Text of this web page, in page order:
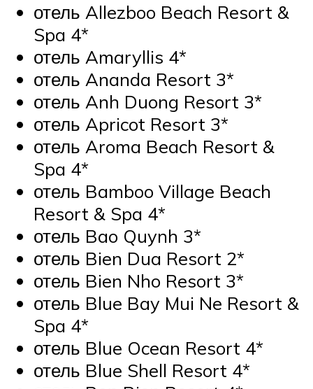
отель Allezboo Beach Resort &
Spa 4*
отель Amaryllis 4*
отель Ananda Resort 3*
отель Anh Duong Resort 3*
отель Apricot Resort 3*
отель Aroma Beach Resort &
Spa 4*
отель Bamboo Village Beach
Resort & Spa 4*
отель Bao Quynh 3*
отель Bien Dua Resort 2*
отель Bien Nho Resort 3*
отель Blue Bay Mui Ne Resort &
Spa 4*
отель Blue Ocean Resort 4*
отель Blue Shell Resort 4*